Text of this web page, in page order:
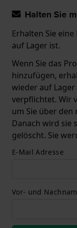
Halten Sie
Erhalten Sie
auf Lager ist.
Wenn Sie das
hinzufügen,
wieder auf
verpflichtet. Wir
um Sie über
Danach wird sie
gelöscht. Sie
E-Mail Adresse
Vor- und